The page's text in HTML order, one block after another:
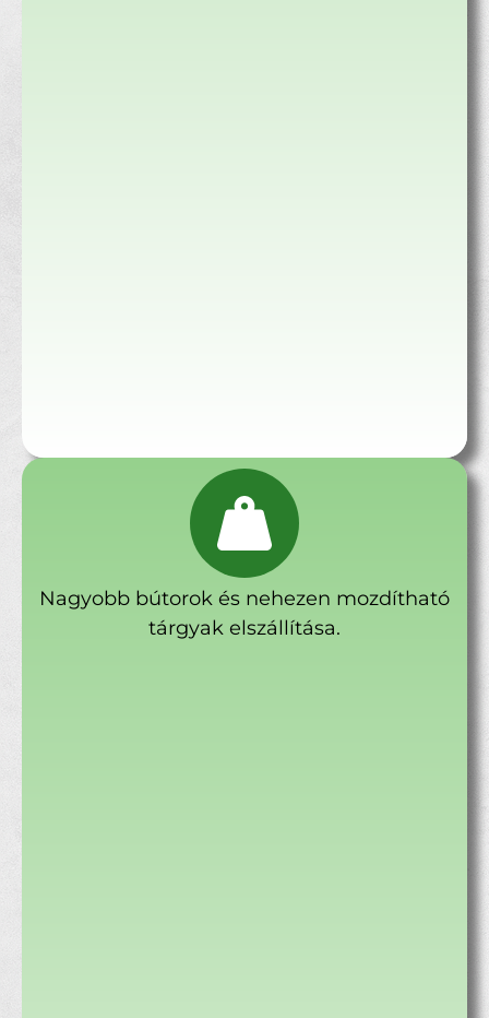
Nagyobb bútorok és nehezen mozdítható
tárgyak elszállítása.